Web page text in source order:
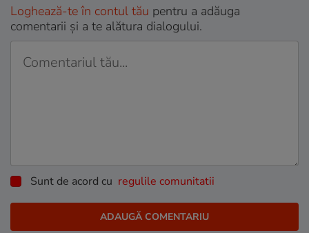
Loghează-te în contul tău pentru a adăuga
comentarii și a te alătura dialogului.
Sunt de acord cu regulile comunitatii